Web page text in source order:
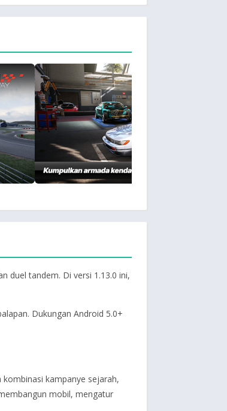
duel tandem. Di versi 1.13.0 ini,
Dukungan Android 5.0+
kampanye sejarah,
mobil, mengatur